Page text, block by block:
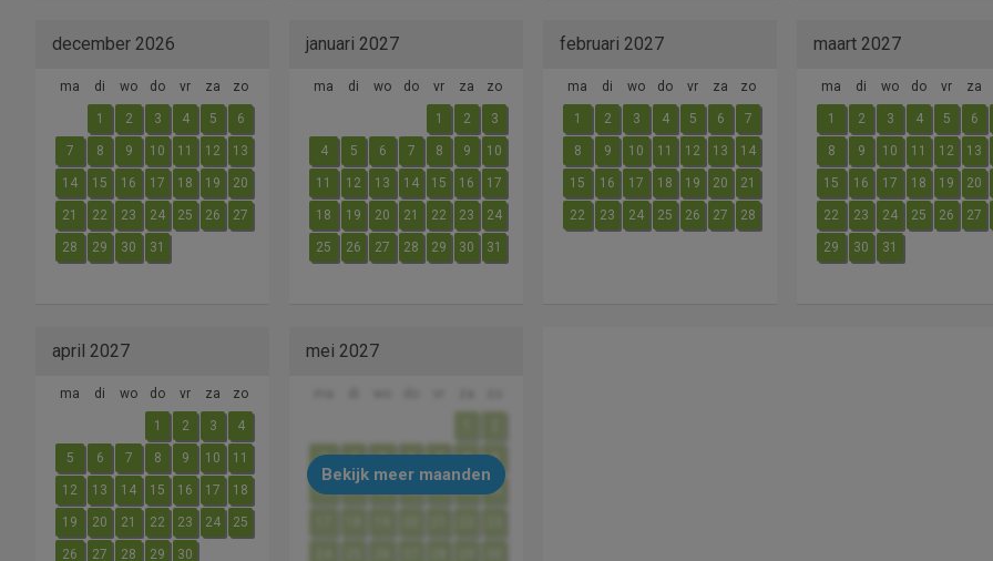
december 2026
ma di wo do vr za zo
1 2 3 4 5 6
7 8 9 10 11 12 13
14 15 16 17 18 19 20
21 22 23 24 25 26 27
28 29 30 31
januari 2027
ma di wo do vr za zo
1 2 3
4 5 6 7 8 9 10
11 12 13 14 15 16 17
18 19 20 21 22 23 24
25 26 27 28 29 30 31
februari 2027
ma di wo do vr za zo
1 2 3 4 5 6 7
8 9 10 11 12 13 14
15 16 17 18 19 20 21
22 23 24 25 26 27 28
maart 2027
ma di wo do vr za
1 2 3 4 5 6
8 9 10 11 12 13
15 16 17 18 19 20
22 23 24 25 26 27
29 30 31
april 2027
ma di wo do vr za zo
1 2 3 4
5 6 7 8 9 10 11
12 13 14 15 16 17 18
19 20 21 22 23 24 25
26 27 28 29 30
mei 2027
3 4 5 6 7 8 9
10 16
Bekijk meer maanden